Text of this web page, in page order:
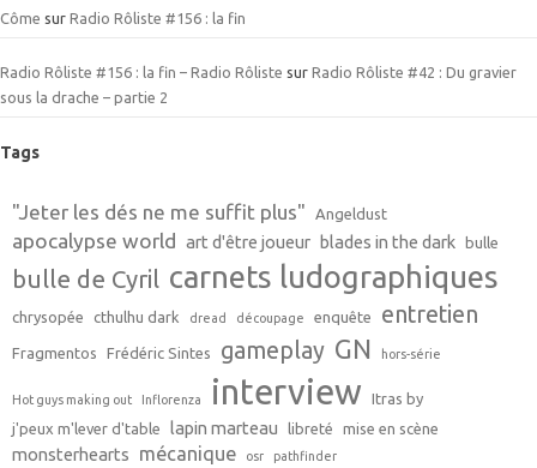
Côme sur Radio Rôliste #156 : la fin
Radio Rôliste #156 : la fin – Radio Rôliste sur Radio Rôliste #42 : Du gravier
sous la drache – partie 2
Tags
"Jeter les dés ne me suffit plus" Angeldust
apocalypse world art d'être joueur blades in the dark bulle
bulle de Cyril carnets ludographiques
chrysopée cthulhu dark dread découpage enquête entretien
Fragmentos Frédéric Sintes gameplay GN hors-série
Hot guys making out Inflorenza interview
Itras by
j'peux m'lever d'table
lapin marteau libreté mise en scène
monsterhearts mécanique osr pathfinder